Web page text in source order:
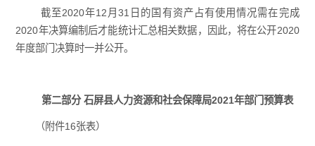
截至2020年12月31日的国有资产占有使用情况需在完成
2020年决算编制后才能统计汇总相关数据，因此，将在公开2020
年度部门决算时一并公开。
第二部分 石屏县人力资源和社会保障局2021年部门预算表
（附件16张表）